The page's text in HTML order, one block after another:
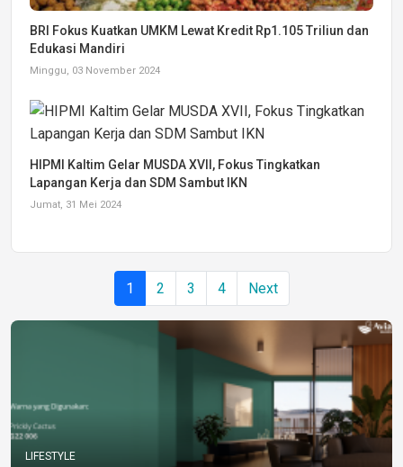
BRI Fokus Kuatkan UMKM Lewat Kredit Rp1.105 Triliun dan
Edukasi Mandiri
Minggu, 03 November 2024
HIPMI Kaltim Gelar MUSDA XVII, Fokus Tingkatkan
Lapangan Kerja dan SDM Sambut IKN
Jumat, 31 Mei 2024
1 2 3 4 Next
LIFESTYLE